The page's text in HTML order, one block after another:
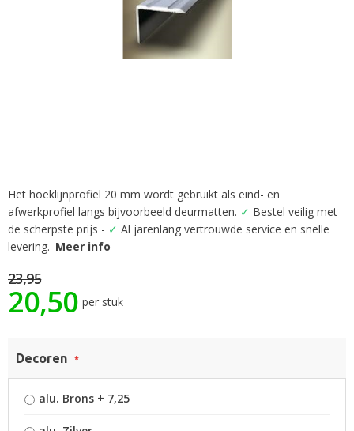
Ga
naar
het
begin
de
afbeeldingen-
gallerij
Het hoeklijnprofiel 20 mm wordt gebruikt als eind- en
afwerkprofiel langs bijvoorbeeld deurmatten. ✓ Bestel veilig met
de scherpste prijs - ✓ Al jarenlang vertrouwde service en snelle
levering. Meer info
23,95
20,50 per stuk
Decoren
alu. Brons + 7,25